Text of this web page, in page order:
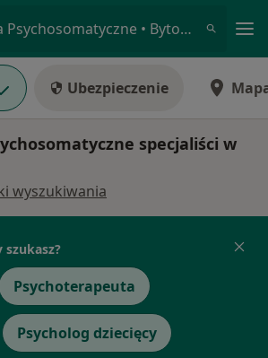
Zaburzenia Psychosomatyczne • Bytom, Polska
Ubezpieczenie
specjaliści w
wyszukiwania
szukasz?
Psychoterapeuta
Psycholog dziecięcy